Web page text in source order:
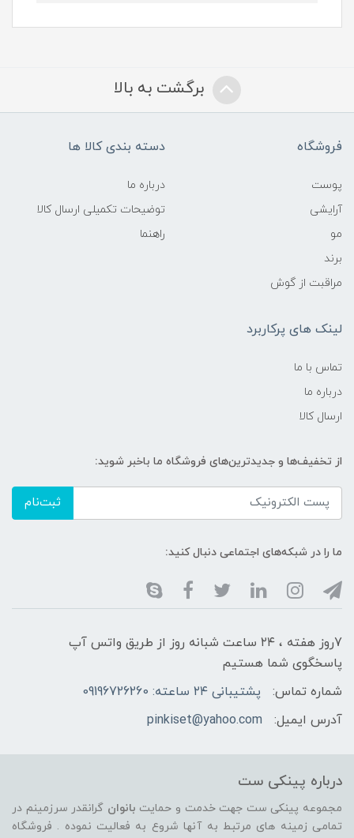
برگشت به بالا
فروشگاه
پوست
آرایشی
مو
برند
مراقبت از گوش
دسته بندی کالا ها
درباره ما
توضیحات تکمیلی ارسال کالا
راهنما
لینک های پرکاربرد
تماس با ما
درباره ما
ارسال کالا
از تخفیف‌ها و جدیدترین‌های فروشگاه ما باخبر شوید:
ثبت‌نام
ما را در شبکه‌های اجتماعی دنبال کنید:
7روز هفته ، ۲۴ ساعت شبانه‌ روز از طریق واتس آپ
پاسخگوی شما هستیم
شماره تماس:
پشتیبانی ۲۴ ساعته: 09196726260
آدرس ایمیل:
pinkiset@yahoo.com
درباره پینکی ست
مجموعه پینکی ست جهت خدمت و حمایت بانوان گرانقدر سرزمینم در
تمامی زمینه های مرتبط به آنها شروع به فعالیت نموده . فروشگاه